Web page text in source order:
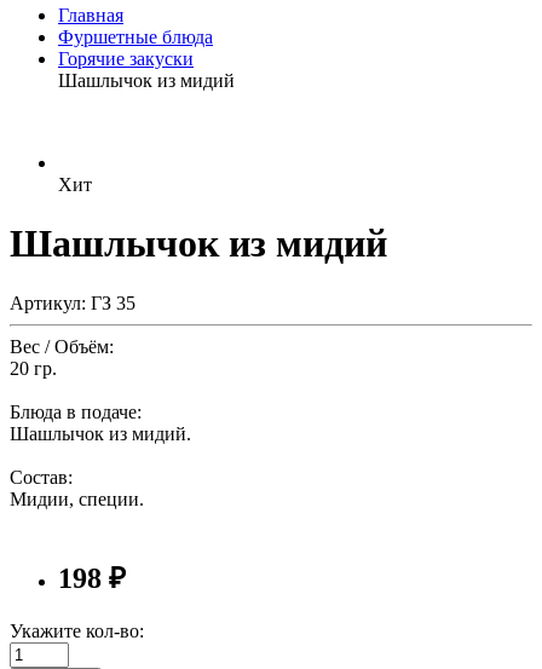
Главная
Фуршетные блюда
Горячие закуски
Шашлычок из мидий
Хит
Шашлычок из мидий
Артикул: ГЗ 35
Вес / Объём:
20 гр.
Блюда в подаче:
Шашлычок из мидий.
Состав:
Мидии, специи.
198 ₽
Укажите кол-во: